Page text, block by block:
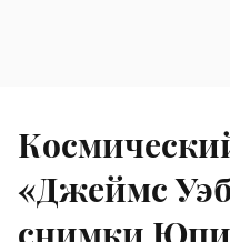
«Джеймс